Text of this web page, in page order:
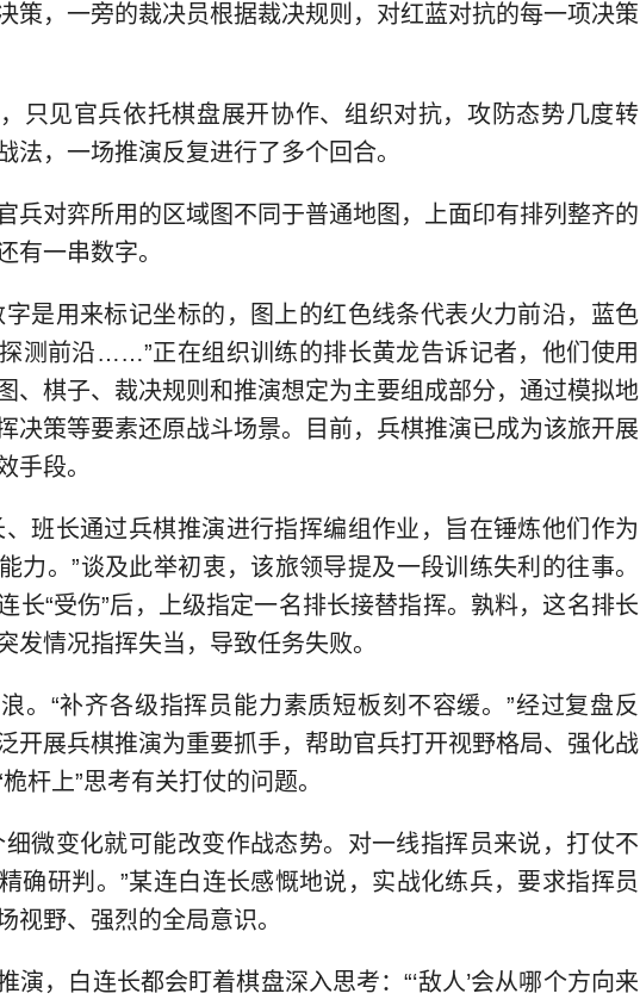
策，一旁的裁决员根据裁决规则，对红蓝对抗的每一项决策
只见官兵依托棋盘展开协作、组织对抗，攻防态势几度转
法，一场推演反复进行了多个回合。
兵对弈所用的区域图不同于普通地图，上面印有排列整齐的
有一串数字。
字是用来标记坐标的，图上的红色线条代表火力前沿，蓝色
测前沿……”正在组织训练的排长黄龙告诉记者，他们使用
、棋子、裁决规则和推演想定为主要组成部分，通过模拟地
决策等要素还原战斗场景。目前，兵棋推演已成为该旅开展
手段。
、班长通过兵棋推演进行指挥编组作业，旨在锤炼他们作为
力。”谈及此举初衷，该旅领导提及一段训练失利的往事。
长“受伤”后，上级指定一名排长接替指挥。孰料，这名排长
发情况指挥失当，导致任务失败。
。“补齐各级指挥员能力素质短板刻不容缓。”经过复盘反
开展兵棋推演为重要抓手，帮助官兵打开视野格局、强化战
杆上”思考有关打仗的问题。
细微变化就可能改变作战态势。对一线指挥员来说，打仗不
确研判。”某连白连长感慨地说，实战化练兵，要求指挥员
视野、强烈的全局意识。
演，白连长都会盯着棋盘深入思考：“‘敌人’会从哪个方向来